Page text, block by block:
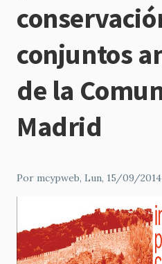
conjuntos
de la
Madrid
Por mcypweb, Lun, 15/09/